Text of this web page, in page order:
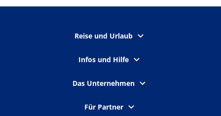
Reise und Urlaub
Infos und Hilfe
Das Unternehmen
Für Partner